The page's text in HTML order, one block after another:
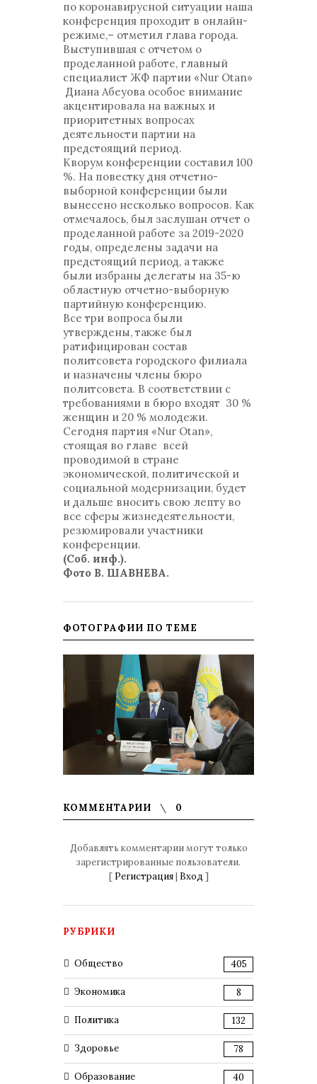
по коронавирусной ситуации наша
конференция проходит в онлайн-
режиме,– отметил глава города.
Выступившая с отчетом о
проделанной работе, главный
специалист ЖФ партии «Nur Otan»
Диана Абеуова особое внимание
акцентировала на важных и
приоритетных вопросах
деятельности партии на
предстоящий период.
Кворум конференции составил 100
%. На повестку дня отчетно-
выборной конференции были
вынесено несколько вопросов. Как
отмечалось, был заслушан отчет о
проделанной работе за 2019-2020
годы, определены задачи на
предстоящий период, а также
были избраны делегаты на 35-ю
областную отчетно-выборную
партийную конференцию.
Все три вопроса были
утверждены, также был
ратифицирован состав
политсовета городского филиала
и назначены члены бюро
политсовета. В соответствии с
требованиями в бюро входят 30 %
женщин и 20 % молодежи.
Сегодня партия «Nur Otan»,
стоящая во главе всей
проводимой в стране
экономической, политической и
социальной модернизации, будет
и дальше вносить свою лепту во
все сферы жизнедеятельности,
резюмировали участники
конференции.
(Соб. инф.).
Фото В. ШАВНЕВА.
ФОТОГРАФИИ ПО ТЕМЕ
КОММЕНТАРИИ 0
Добавлять комментарии могут только
зарегистрированные пользователи.
[ Регистрация| Вход ]
РУБРИКИ
Общество 405
Экономика 8
Политика 132
Здоровье 78
Образование 40